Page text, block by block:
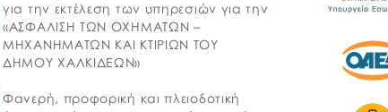
για την εκτέλεση των υπηρεσιών για την
«ΑΣΦΑΛΙΣΗ ΤΩΝ ΟΧΗΜΑΤΩΝ –
ΜΗΧΑΝΗΜΑΤΩΝ ΚΑΙ ΚΤΙΡΙΩΝ ΤΟΥ
ΔΗΜΟΥ ΧΑΛΚΙΔΕΩΝ»
Φανερή, προφορική και πλειοδοτική